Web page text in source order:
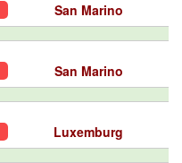
San Marino
San Marino
Luxemburg